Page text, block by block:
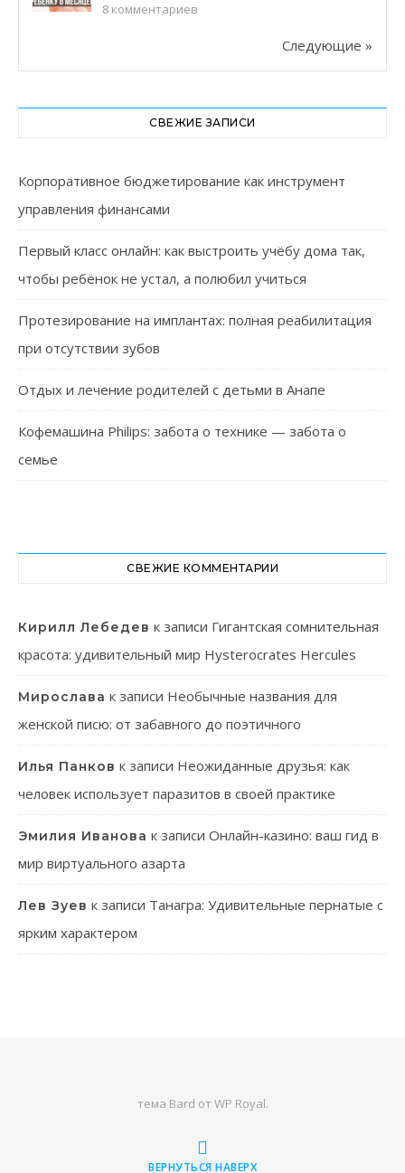
8 комментариев
Следующие »
СВЕЖИЕ ЗАПИСИ
Корпоративное бюджетирование как инструмент
управления финансами
Первый класс онлайн: как выстроить учёбу дома так,
чтобы ребёнок не устал, а полюбил учиться
Протезирование на имплантах: полная реабилитация
при отсутствии зубов
Отдых и лечение родителей с детьми в Анапе
Кофемашина Philips: забота о технике — забота о
семье
СВЕЖИЕ КОММЕНТАРИИ
Кирилл Лебедев к записи Гигантская сомнительная
красота: удивительный мир Hysterocrates Hercules
Мирослава к записи Необычные названия для
женской писю: от забавного до поэтичного
Илья Панков к записи Неожиданные друзья: как
человек использует паразитов в своей практике
Эмилия Иванова к записи Онлайн-казино: ваш гид в
мир виртуального азарта
Лев Зуев к записи Танагра: Удивительные пернатые с
ярким характером
тема Bard от WP Royal.
ВЕРНУТЬСЯ НАВЕРХ